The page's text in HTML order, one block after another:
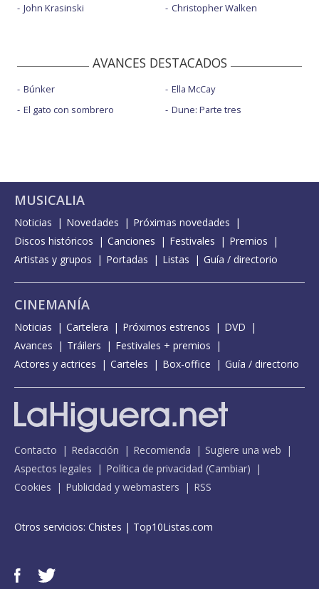
John Krasinski
Christopher Walken
AVANCES DESTACADOS
Búnker
El gato con sombrero
Ella McCay
Dune: Parte tres
MUSICALIA
Noticias Novedades
Próximas novedades
Discos históricos
Canciones Festivales
Premios
Artistas y grupos
Portadas Listas Guía / directorio
CINEMANÍA
Noticias Cartelera Próximos estrenos
DVD
Avances
Tráilers
Festivales + premios
Actores y actrices
Carteles Box-office Guía / directorio
Contacto Redacción Recomienda
Sugiere una web
Aspectos legales
Política de privacidad (Cambiar)
Cookies
Publicidad y webmasters RSS
Otros servicios: Chistes | Top10Listas.com